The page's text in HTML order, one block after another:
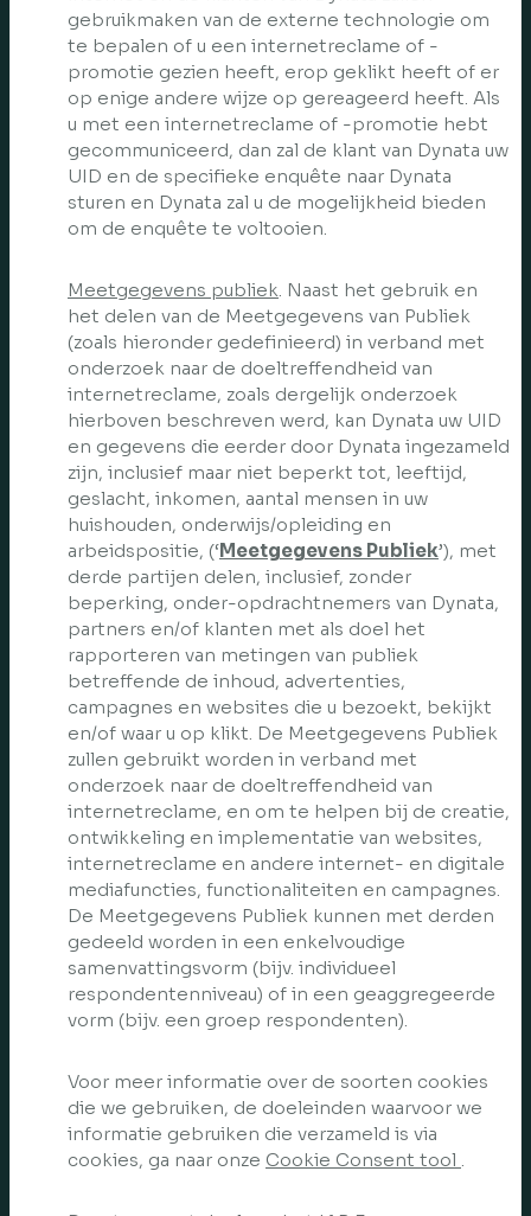
gebruikmaken van de externe technologie om
te bepalen of u een internetreclame of -
promotie gezien heeft, erop geklikt heeft of er
op enige andere wijze op gereageerd heeft. Als
u met een internetreclame of -promotie hebt
gecommuniceerd, dan zal de klant van Dynata uw
UID en de specifieke enquête naar Dynata
sturen en Dynata zal u de mogelijkheid bieden
om de enquête te voltooien.
Meetgegevens publiek. Naast het gebruik en
het delen van de Meetgegevens van Publiek
(zoals hieronder gedefinieerd) in verband met
onderzoek naar de doeltreffendheid van
internetreclame, zoals dergelijk onderzoek
hierboven beschreven werd, kan Dynata uw UID
en gegevens die eerder door Dynata ingezameld
zijn, inclusief maar niet beperkt tot, leeftijd,
geslacht, inkomen, aantal mensen in uw
huishouden, onderwijs/opleiding en
arbeidspositie, (‘Meetgegevens Publiek’), met
derde partijen delen, inclusief, zonder
beperking, onder-opdrachtnemers van Dynata,
partners en/of klanten met als doel het
rapporteren van metingen van publiek
betreffende de inhoud, advertenties,
campagnes en websites die u bezoekt, bekijkt
en/of waar u op klikt. De Meetgegevens Publiek
zullen gebruikt worden in verband met
onderzoek naar de doeltreffendheid van
internetreclame, en om te helpen bij de creatie,
ontwikkeling en implementatie van websites,
internetreclame en andere internet- en digitale
mediafuncties, functionaliteiten en campagnes.
De Meetgegevens Publiek kunnen met derden
gedeeld worden in een enkelvoudige
samenvattingsvorm (bijv. individueel
respondentenniveau) of in een geaggregeerde
vorm (bijv. een groep respondenten).
Voor meer informatie over de soorten cookies
die we gebruiken, de doeleinden waarvoor we
informatie gebruiken die verzameld is via
cookies, ga naar onze Cookie Consent tool .